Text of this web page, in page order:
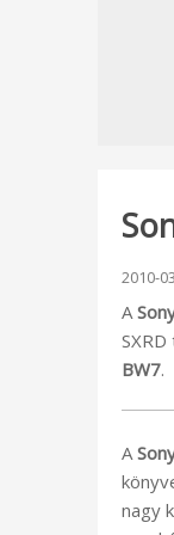
2010-
A
BW7.
A
nagy